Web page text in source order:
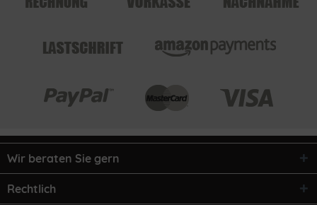
Wir beraten Sie gern
Rechtlich